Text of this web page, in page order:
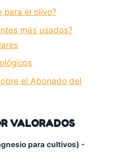
para el olivo?
más usados?
el Abonado del
VALORADOS
para cultivos) -